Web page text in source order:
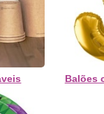
Balões